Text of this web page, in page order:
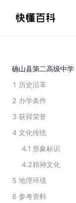
确山县第二高级中学
1 历史沿革
2 办学条件
3 获得荣誉
4 文化传统
4.1 形象标识
4.2精神文化
5 地理环境
6 参考资料